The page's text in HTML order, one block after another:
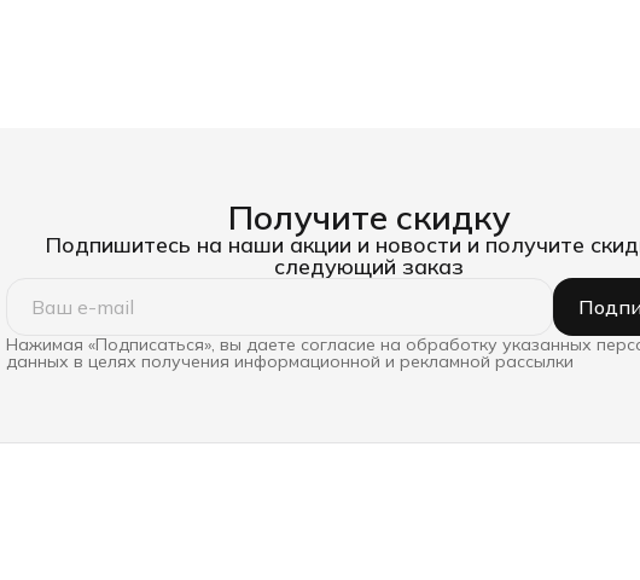
Получите скидку
Подпишитесь на наши акции и новости и получите
следующий заказ
Нажимая «Подписаться», вы даете согласие на обработку указанных
данных в целях получения информационной и рекламной рассылки